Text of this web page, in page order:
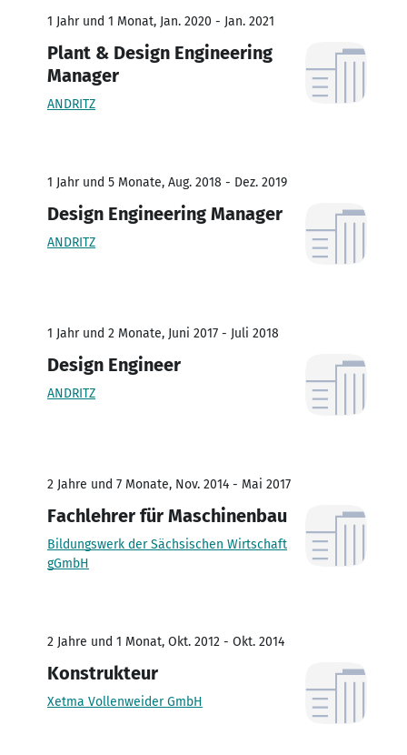
1 Jahr und 1 Monat, Jan. 2020 - Jan. 2021
Plant & Design Engineering
Manager
ANDRITZ
1 Jahr und 5 Monate, Aug. 2018 - Dez. 2019
Design Engineering Manager
ANDRITZ
1 Jahr und 2 Monate, Juni 2017 - Juli 2018
Design Engineer
ANDRITZ
2 Jahre und 7 Monate, Nov. 2014 - Mai 2017
Fachlehrer für Maschinenbau
Bildungswerk der Sächsischen Wirtschaft
gGmbH
2 Jahre und 1 Monat, Okt. 2012 - Okt. 2014
Konstrukteur
Xetma Vollenweider GmbH